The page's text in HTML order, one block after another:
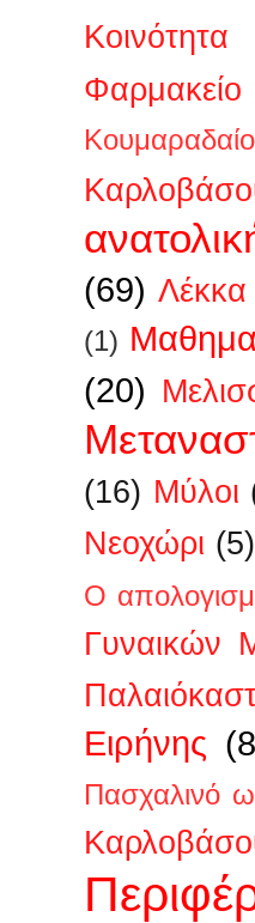
Φαρμακείο
(69) Λέκκα
(1)
(20)
(16) Μύλοι
Νεοχώρι (5)
Ο
Γυναικών
Ειρήνης
Πασχαλινό